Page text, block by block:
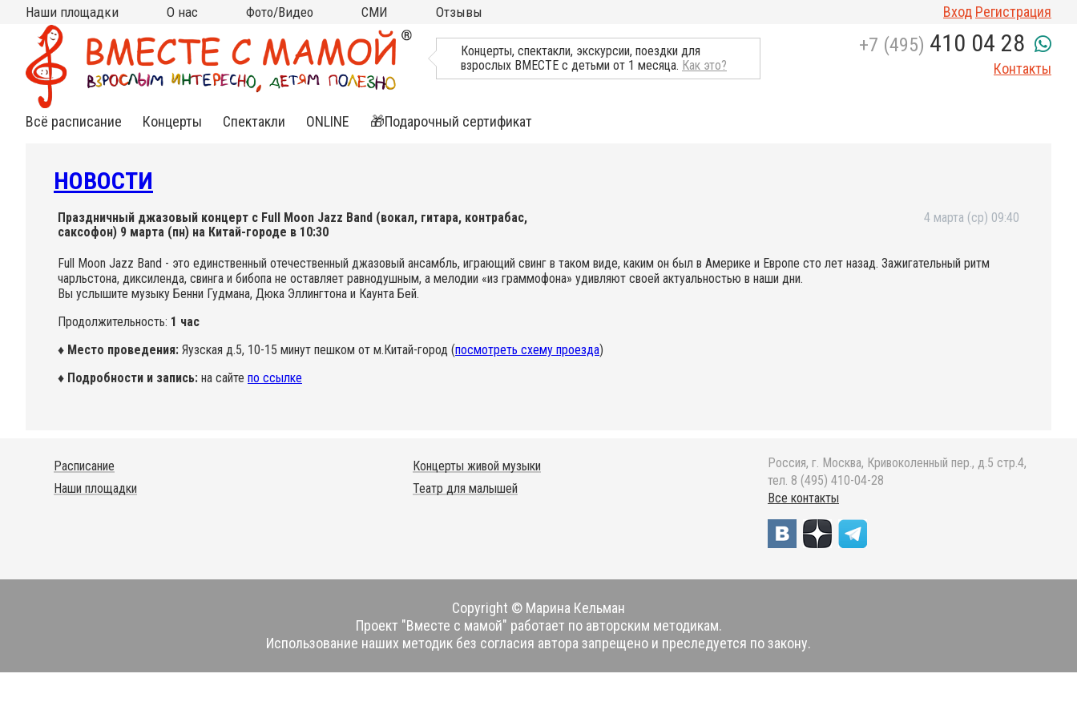
Наши площадки
Москва
на КИТАЙ-ГОРОДЕ
на ЧИСТЫХ ПРУДАХ
на ВДНХ
на НОВОСЛОБОДСКОЙ
на ПАРКЕ КУЛЬТУРЫ
в АРМЯНСКОМ
в СТАРОСАДСКОМ
(Китай-город)
в РАМЕНКАХ
на ТУРГЕНЕВСКОЙ
(школа Алгоритм)
на КРАСНЫХ ВОРОТАХ
на МЯСНИЦКОЙ (Чистые
пруды)
Московская область
в МЫТИЩАХ (клуб
Самовар)
в МЫТИЩАХ (ДЦ "Смарт
Ленд")
Все площадки на карте
О нас
Кто мы?
Контакты
Сотрудничество
Новости
Подвешенный билет
Фото/Видео
Фото
Видео
СМИ
ТВ, Пресса о нас
Отзывы Вход Регистрация
Концерты, спектакли, экскурсии, поездки для
взрослых ВМЕСТЕ с детьми от 1 месяца. Как это?
+7 (495) 410 04 28
Контакты
Всё расписание
Концерты
Яркий джаз
Веселый рок-н-
ролл
Необычный
фолк
Познавательные
Спектакли
музыку
Книжные
ONLINE
🎁Подарочный сертификат
НОВОСТИ
Праздничный джазовый концерт с Full Moon Jazz Band (вокал, гитара, контрабас,
саксофон) 9 марта (пн) на Китай-городе в 10:30
4 марта (ср) 09:40
Full Moon Jazz Band - это единственный отечественный джазовый ансамбль, играющий свинг в таком виде, каким он был в Америке и Европе сто лет назад. Зажигательный ритм
чарльcтона, диксиленда, свинга и бибопа не оставляет равнодушным, а мелодии «из граммофона» удивляют своей актуальностью в наши дни.
Вы услышите музыку Бенни Гудмана, Дюка Эллингтона и Каунта Бей.
Продолжительность: 1 час
♦ Место проведения: Яузская д.5, 10-15 минут пешком от м.Китай-город (посмотреть схему проезда)
♦ Подробности и запись: на сайте по ссылке
Расписание
Наши площадки
Концерты живой музыки
Театр для малышей
Россия, г. Москва, Кривоколенный пер., д.5 стр.4,
тел. 8 (495) 410-04-28
Все контакты
Copyright © Марина Кельман
Проект "Вместе с мамой" работает по авторским методикам.
Использование наших методик без согласия автора запрещено и преследуется по закону.